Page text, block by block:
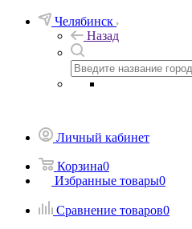
Челябинск
Назад
Личный кабинет
Корзина0
Избранные товары0
Сравнение товаров0